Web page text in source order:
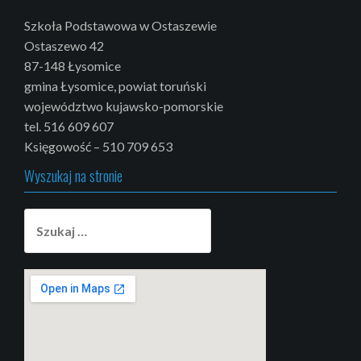
Szkoła Podstawowa w Ostaszewie
Ostaszewo 42
87-148 Łysomice
gmina Łysomice, powiat toruński
województwo kujawsko-pomorskie
tel. 516 609 607
Księgowość – 510 709 653
Wyszukaj na stronie